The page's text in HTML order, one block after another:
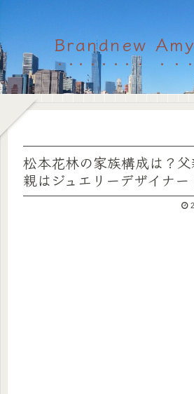
Brandnew
松本花林の家族構成は？
親はジュエリーデザイナー